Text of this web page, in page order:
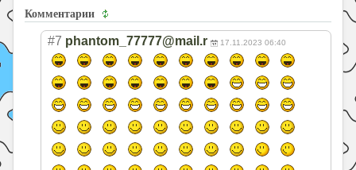
Комментарии
#7 phantom_77777@mail.r 17.11.2023 06:40